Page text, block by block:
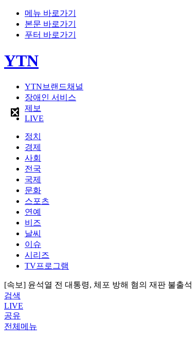
메뉴 바로가기
본문 바로가기
푸터 바로가기
YTN
YTN브랜드채널
장애인 서비스
제보
LIVE
정치
경제
사회
전국
국제
문화
스포츠
연예
비즈
날씨
이슈
시리즈
TV프로그램
[속보] 윤석열 전 대통령, 체포 방해 혐의 재판 불출석
검색
LIVE
공유
전체메뉴